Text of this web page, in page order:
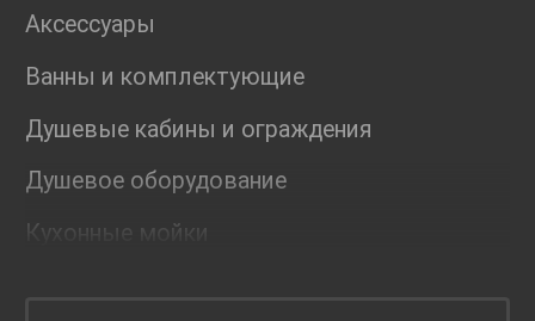
Аксессуары
Ванны и комплектующие
Душевые кабины и ограждения
Душевое оборудование
Кухонные мойки